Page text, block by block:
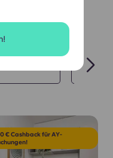
Alle
€ Cashback für AY-